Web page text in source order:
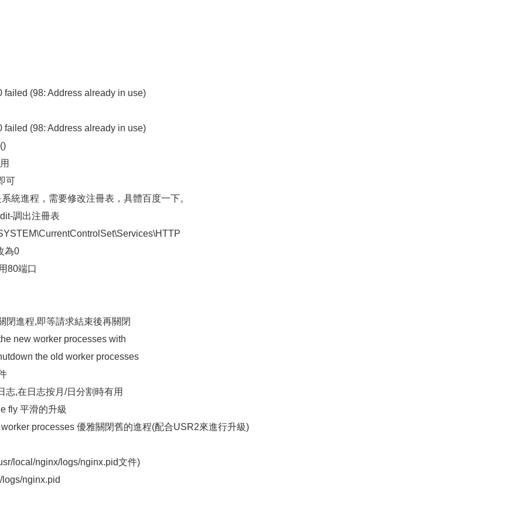
failed (98: Address already in use)
failed (98: Address already in use)
可
統進程，需要修改注冊表，具體百度一下。
調出注冊表
為0
80端口
閉進程,即等請求結束後再關閉
new worker processes with
the old worker processes
志,在日志按月/日分割時有用
fly 平滑的升級
processes 優雅關閉舊的進程(配合USR2來進行升級)
local/nginx/logs/nginx.pid文件)
nginx.pid